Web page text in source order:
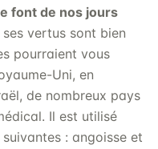
font de nos jours
vertus sont bien
pourraient vous
Uni, en
de nombreux pays
Il est utilisé
: angoisse et